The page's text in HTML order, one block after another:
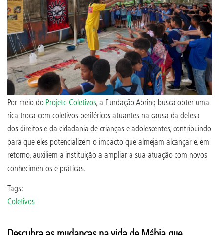
Por meio do Projeto Coletivos, a Fundação Abrinq busca obter uma
rica troca com coletivos periféricos atuantes na causa da defesa
dos direitos e da cidadania de crianças e adolescentes, contribuindo
para que eles potencializem o impacto que almejam alcançar e, em
retorno, auxiliem a instituição a ampliar a sua atuação com novos
conhecimentos e práticas.
Tags:
Coletivos